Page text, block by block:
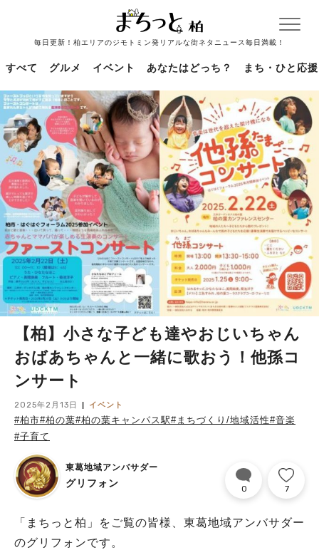
毎日更新！柏エリアのジモトミン発リアルな街ネタニュース毎日満載！
すべて グルメ イベント あなたはどっち？ まち・ひと応援
【柏】小さな子ども達やおじいちゃん
おばあちゃんと一緒に歌おう！他孫コ
ンサート
2025年2月13日 イベント
#柏市#柏の葉#柏の葉キャンパス駅#まちづくり/地域活性#音楽
#子育て
東葛地域アンバサダー
グリフォン 0 7
「まちっと柏」をご覧の皆様、東葛地域アンバサダー
のグリフォンです。